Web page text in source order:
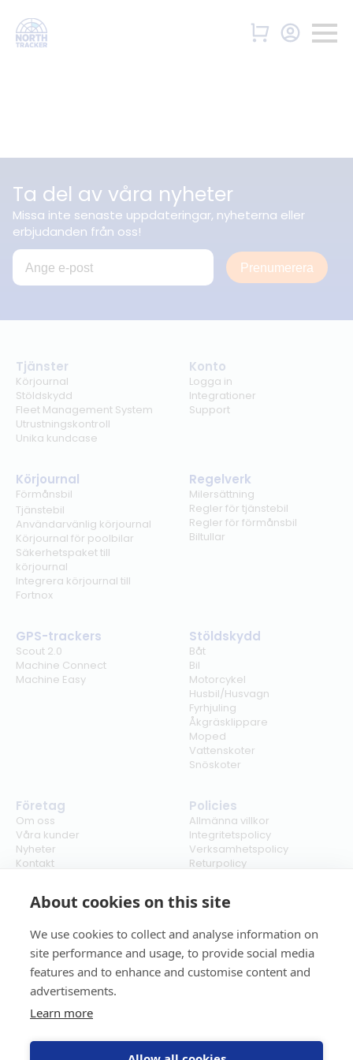
About cookies on this site
We use cookies to collect and analyse information on
site performance and usage, to provide social media
features and to enhance and customise content and
advertisements.
Learn more
Ta del av våra nyheter
Missa inte senaste uppdateringar, nyheterna eller
erbjudanden från oss!
Prenumerera
Tjänster
Körjournal
Stöldskydd
Fleet Management System
Utrustningskontroll
Unika kundcase
Konto
Logga in
Integrationer
Support
Körjournal
Förmånsbil
Tjänstebil
Användarvänlig körjournal
Körjournal för poolbilar
Säkerhetspaket till
körjournal
Integrera körjournal till
Fortnox
Regelverk
Milersättning
Regler för tjänstebil
Regler för förmånsbil
Biltullar
GPS-trackers
Scout 2.0
Machine Connect
Machine Easy
Stöldskydd
Båt
Bil
Motorcykel
Husbil/Husvagn
Fyrhjuling
Åkgräsklippare
Moped
Vattenskoter
Snöskoter
Företag
Om oss
Våra kunder
Nyheter
Kontakt
Policies
Allmänna villkor
Integritetspolicy
Verksamhetspolicy
Returpolicy
Cookies